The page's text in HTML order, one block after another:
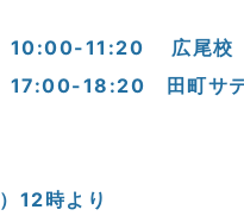
10:00-11:20 広尾校
17:00-18:20 田町サ
12時より